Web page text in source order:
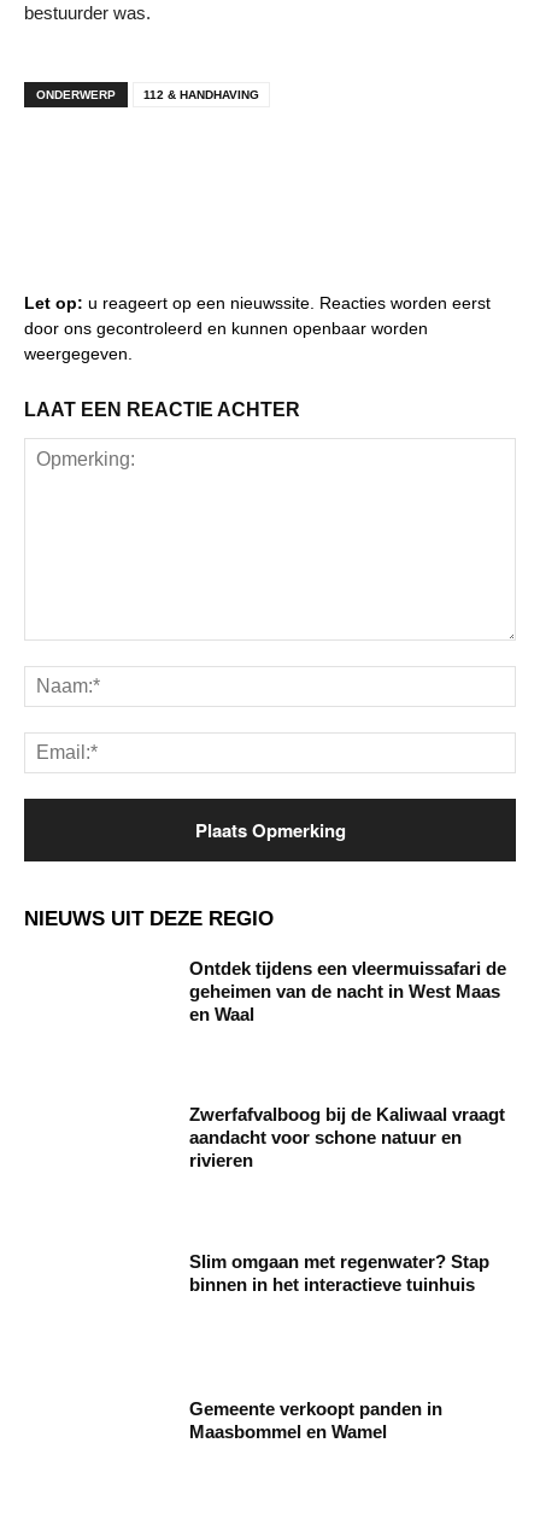
bestuurder was.
ONDERWERP 112 & HANDHAVING
Let op: u reageert op een nieuwssite. Reacties worden eerst
door ons gecontroleerd en kunnen openbaar worden
weergegeven.
LAAT EEN REACTIE ACHTER
NIEUWS UIT DEZE REGIO
Ontdek tijdens een vleermuissafari de
geheimen van de nacht in West Maas
en Waal
Zwerfafvalboog bij de Kaliwaal vraagt
aandacht voor schone natuur en
rivieren
Slim omgaan met regenwater? Stap
binnen in het interactieve tuinhuis
Gemeente verkoopt panden in
Maasbommel en Wamel